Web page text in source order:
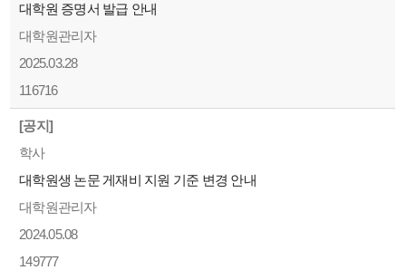
대학원 증명서 발급 안내
대학원관리자
2025.03.28
116716
[공지]
학사
대학원생 논문 게재비 지원 기준 변경 안내
대학원관리자
2024.05.08
149777